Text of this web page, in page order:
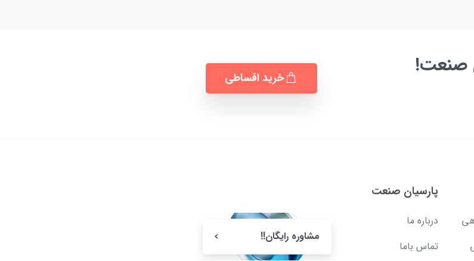
صنعت! خرید اقساطی
پارسیان صنعت
درباره ما
تماس باما
مشاوره رایگان!!